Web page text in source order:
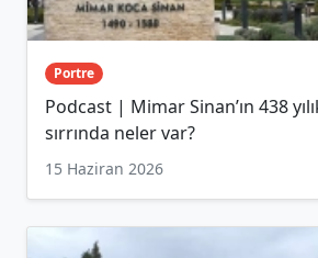
Portre
Podcast | Mimar Sinan’ın 438
sırrında neler var?
15 Haziran 2026